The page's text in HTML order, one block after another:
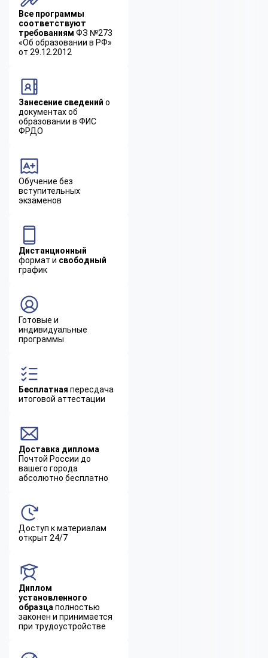
Все программы
соответствуют
требованиям ФЗ №273
«Об образовании в РФ»
от 29.12.2012
Занесение сведений о
документах об
образовании в ФИС
ФРДО
Обучение без
вступительных
экзаменов
Дистанционный
формат и свободный
график
Готовые и
индивидуальные
программы
Бесплатная пересдача
итоговой аттестации
Доставка диплома
Почтой России до
вашего города
абсолютно бесплатно
Доступ к материалам
открыт 24/7
Диплом
установленного
образца полностью
законен и принимается
при трудоустройстве